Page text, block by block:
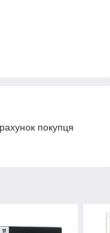
покупця